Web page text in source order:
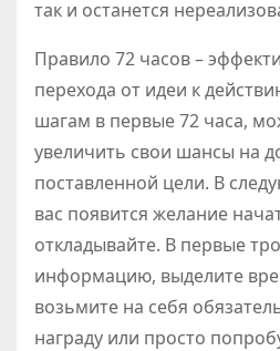
так и останется
Правило 72 часов –
перехода от идеи к
шагам в первые 72 часа,
увеличить свои шансы на
поставленной цели. В
вас появится желание
откладывайте. В первые
информацию, выделите
возьмите на себя
награду или просто